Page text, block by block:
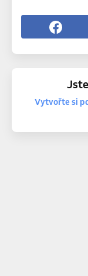
Vytvořte si